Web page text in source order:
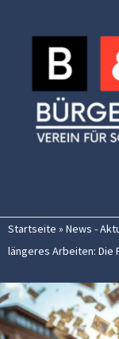
Inhalt
springen
Startseite » News -
längeres Arbeiten: Die